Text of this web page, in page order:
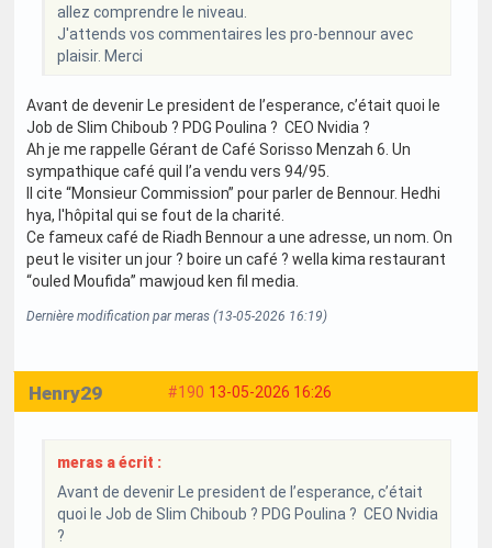
allez comprendre le niveau.
J'attends vos commentaires les pro-bennour avec
plaisir. Merci
Avant de devenir Le president de l’esperance, c’était quoi le
Job de Slim Chiboub ? PDG Poulina ? CEO Nvidia ?
Ah je me rappelle Gérant de Café Sorisso Menzah 6. Un
sympathique café quil l’a vendu vers 94/95.
Il cite “Monsieur Commission” pour parler de Bennour. Hedhi
hya, l'hôpital qui se fout de la charité.
Ce fameux café de Riadh Bennour a une adresse, un nom. On
peut le visiter un jour ? boire un café ? wella kima restaurant
“ouled Moufida” mawjoud ken fil media.
Dernière modification par meras (13-05-2026 16:19)
#190 13-05-2026 16:26
Henry29
meras a écrit :
Avant de devenir Le president de l’esperance, c’était
quoi le Job de Slim Chiboub ? PDG Poulina ? CEO Nvidia
?